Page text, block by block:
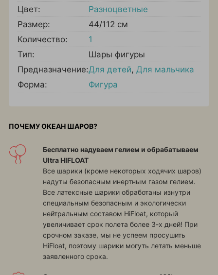
Цвет:
Разноцветные
Размер:
44/112 см
Количество:
1
Тип:
Шары фигуры
Предназначение:Для детей, Для мальчика
Форма:
Фигура
ПОЧЕМУ ОКЕАН ШАРОВ?
Бесплатно надуваем гелием и обрабатываем
Ultra HIFLOAT
Все шарики (кроме некоторых ходячих шаров)
надуты безопасным инертным газом гелием.
Все латексные шарики обработаны изнутри
специальным безопасным и экологически
нейтральным составом HiFloat, который
увеличивает срок полета более 3-х дней! При
срочном заказе, мы не успеем просушить
HiFloat, поэтому шарики могуть летать меньше
заявленного срока.